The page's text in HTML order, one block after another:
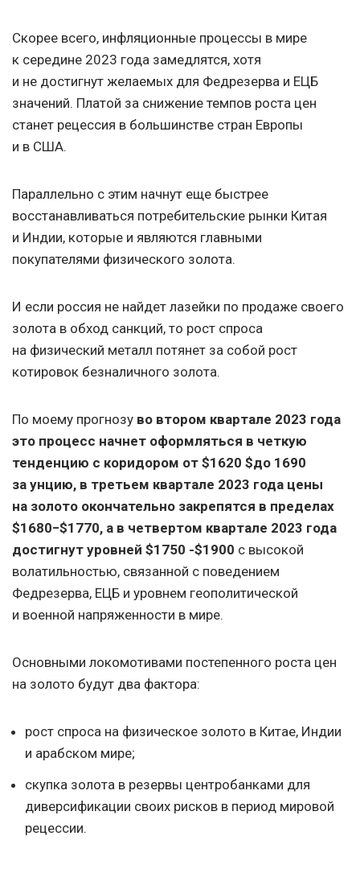
Скорее всего, инфляционные процессы в мире
к середине 2023 года замедлятся, хотя
и не достигнут желаемых для Федрезерва и ЕЦБ
значений. Платой за снижение темпов роста цен
станет рецессия в большинстве стран Европы
и в США.
Параллельно с этим начнут еще быстрее
восстанавливаться потребительские рынки Китая
и Индии, которые и являются главными
покупателями физического золота.
И если россия не найдет лазейки по продаже своего
золота в обход санкций, то рост спроса
на физический металл потянет за собой рост
котировок безналичного золота.
По моему прогнозу во втором квартале 2023 года
это процесс начнет оформляться в четкую
тенденцию с коридором от $1620 $до 1690
за унцию, в третьем квартале 2023 года цены
на золото окончательно закрепятся в пределах
$1680−$1770, а в четвертом квартале 2023 года
достигнут уровней $1750 -$1900 с высокой
волатильностью, связанной с поведением
Федрезерва, ЕЦБ и уровнем геополитической
и военной напряженности в мире.
Основными локомотивами постепенного роста цен
на золото будут два фактора:
рост спроса на физическое золото в Китае, Индии
и арабском мире;
скупка золота в резервы центробанками для
диверсификации своих рисков в период мировой
рецессии.